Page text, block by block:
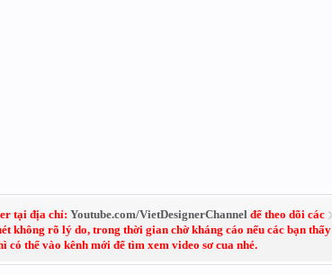
tại địa chỉ: Youtube.com/VietDesignerChannelđể theo dõi các
không rõ lý do, trong thời gian chờ kháng cáo nếu các bạn thấy
thể vào kênh mới để tìm xem video sơ cua nhé.